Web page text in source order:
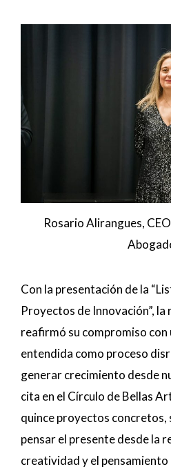
Rosario Alirangues,
Con la presentación de la
Proyectos de Innovación”,
reafirmó su compromiso con
entendida como proceso
generar crecimiento desde
cita en el Círculo de Bellas
quince proyectos concretos,
pensar el presente desde la
creatividad y el